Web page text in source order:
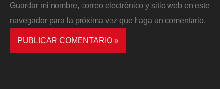
Guardar mi nombre, correo electrónico y sitio web en este
navegador para la próxima vez que haga un comentario.